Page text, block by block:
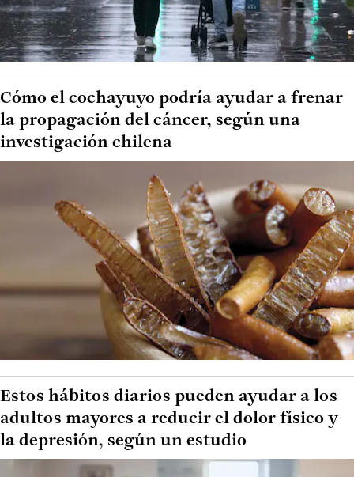
Cómo el cochayuyo podría ayudar a frenar
la propagación del cáncer, según una
investigación chilena
Estos hábitos diarios pueden ayudar a los
adultos mayores a reducir el dolor físico y
la depresión, según un estudio